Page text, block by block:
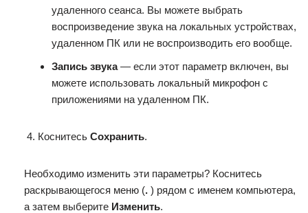
удаленного сеанса. Вы можете выбрать
воспроизведение звука на локальных устройствах,
удаленном ПК или не воспроизводить его вообще.
Запись звука— если этот параметр включен, вы
можете использовать локальный микрофон с
приложениями на удаленном ПК.
Коснитесь Сохранить.
Необходимо изменить эти параметры? Коснитесь
раскрывающегося меню (. ) рядом с именем компьютера,
а затем выберите Изменить.